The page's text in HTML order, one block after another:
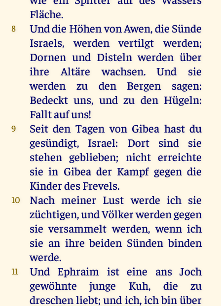
Fläche.
8 Unddie HöhenvonAwen,die Sünde
Israels,werden vertilgt werden;
Dornen und Disteln werden über
ihre
Altäre wachsen.Und
sie
werden
zu den Bergen sagen:
Bedeckt uns, und zu den Hügeln:
Falltaufuns!
9 Seit den Tagen von Gibea hast du
gesündigt, Israel: Dort sind
sie
stehen geblieben; nichterreichte
sie in Gibea der Kampf gegen die
KinderdesFrevels.
10 Nach meiner Lust werde ich sie
züchtigen,undVölkerwerdengegen
sie versammelt werden,wenn ich
sie an ihre beiden Sünden binden
werde.
11 Und Ephraim ist eine ans Joch
gewöhntejunge Kuh, die
zu
dreschenliebt;und ich,ichbinüber